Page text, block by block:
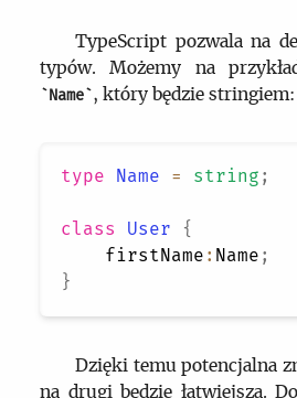
TypeScript pozwala na
typów. Możemy na
Name , który będzie stringiem:
type Name = string ;
class User
{
    firstName
: Name ;
}
Dzięki temu potencjalna
na drugi będzie łatwiejsza.